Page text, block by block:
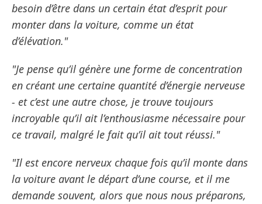
besoin d’être dans un certain état d’esprit pour
monter dans la voiture, comme un état
d’élévation."
"Je pense qu’il génère une forme de concentration
en créant une certaine quantité d’énergie nerveuse
- et c’est une autre chose, je trouve toujours
incroyable qu’il ait l’enthousiasme nécessaire pour
ce travail, malgré le fait qu’il ait tout réussi."
"Il est encore nerveux chaque fois qu’il monte dans
la voiture avant le départ d’une course, et il me
demande souvent, alors que nous nous préparons,